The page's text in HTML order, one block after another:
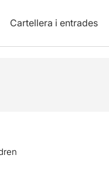
Cartellera i entrades